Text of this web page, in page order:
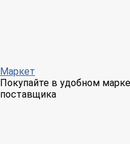
Маркет
Покупайте в удобном
поставщика